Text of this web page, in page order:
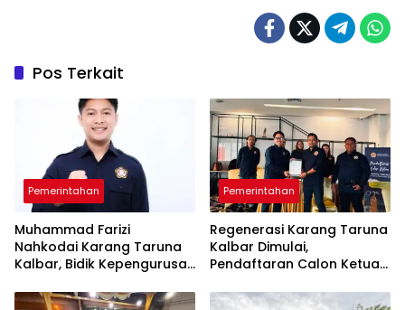
Pos Terkait
Pemerintahan
Muhammad Farizi
Nahkodai Karang Taruna
Kalbar, Bidik Kepengurusan
Pemerintahan
Regenerasi Karang Taruna
Kalbar Dimulai,
Pendaftaran Calon Ketua
Daerah